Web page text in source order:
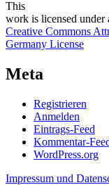
This
work is licensed under
Creative Commons
Germany License
Meta
Registrieren
Anmelden
Eintrags-Feed
Kommentar-
WordPress.org
Impressum und